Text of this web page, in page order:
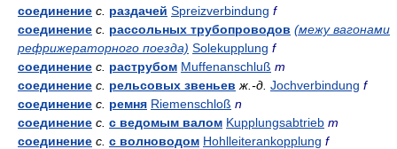
соединение с. раздачей Spreizverbindung f
соединение с. рассольных трубопроводов (межу вагонами
рефрижераторного поезда) Solekupplung f
соединение с. раструбом Muffenanschluß m
соединение с. рельсовых звеньев ж.-д. Jochverbindung f
соединение с. ремня Riemenschloß n
соединение с. с ведомым валом Kupplungsabtrieb m
соединение с. с волноводом Hohlleiterankopplung f